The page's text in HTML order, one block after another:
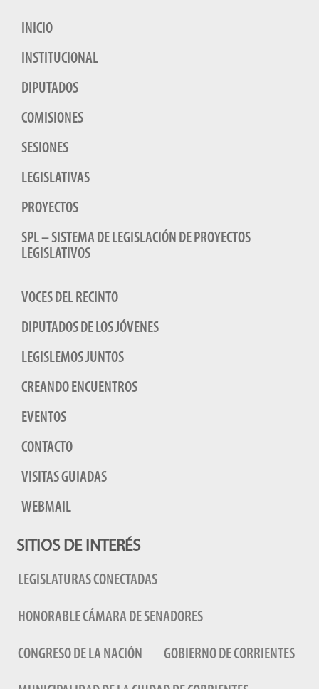
INICIO
INSTITUCIONAL
DIPUTADOS
COMISIONES
SESIONES
LEGISLATIVAS
PROYECTOS
SPL – SISTEMA DE LEGISLACIÓN DE PROYECTOS
LEGISLATIVOS
VOCES DEL RECINTO
DIPUTADOS DE LOS JÓVENES
LEGISLEMOS JUNTOS
CREANDO ENCUENTROS
EVENTOS
CONTACTO
VISITAS GUIADAS
WEBMAIL
SITIOS DE INTERÉS
LEGISLATURAS CONECTADAS
HONORABLE CÁMARA DE SENADORES
CONGRESO DE LA NACIÓN GOBIERNO DE CORRIENTES